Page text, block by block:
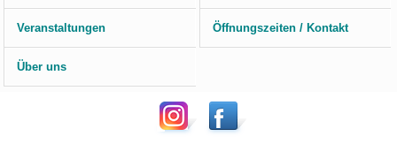
Veranstaltungen Öffnungszeiten / Kontakt
Über uns